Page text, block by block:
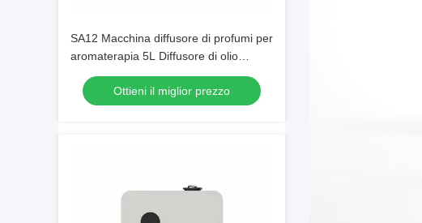
SA12 Macchina diffusore di profumi per
aromaterapia 5L Diffusore di olio
essenziale puro
Ottieni il miglior prezzo